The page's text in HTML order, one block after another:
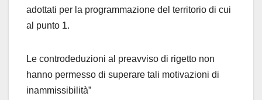
adottati per la programmazione del territorio di cui
al punto 1.
Le controdeduzioni al preavviso di rigetto non
hanno permesso di superare tali motivazioni di
inammissibilità”